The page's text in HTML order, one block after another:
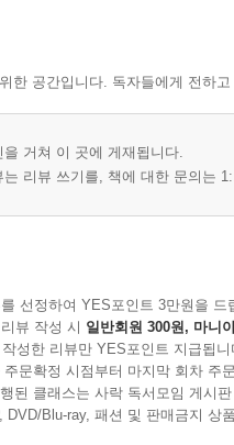
한 공간입니다. 독자들에게 전하
을 거쳐 이 곳에 게재됩니다.
는 리뷰 쓰기를, 책에 대한 문의는
선정하여 YES포인트 3만원을 드
뷰 작성 시 일반회원 300원, 마니
성한 리뷰만 YES포인트 지급됩니
문확정 시점부터 마지막 회차 주
된 클래스는 사락 독서모임 게시
DVD/Blu-ray, 패션 및 판매금지 상